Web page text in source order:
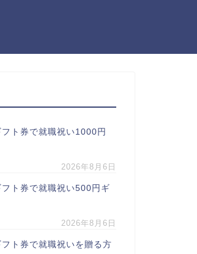
ト券で就職祝い1000円
2026年8月6日
フト券で就職祝い500円ギ
2026年8月6日
ト券で就職祝いを贈る方